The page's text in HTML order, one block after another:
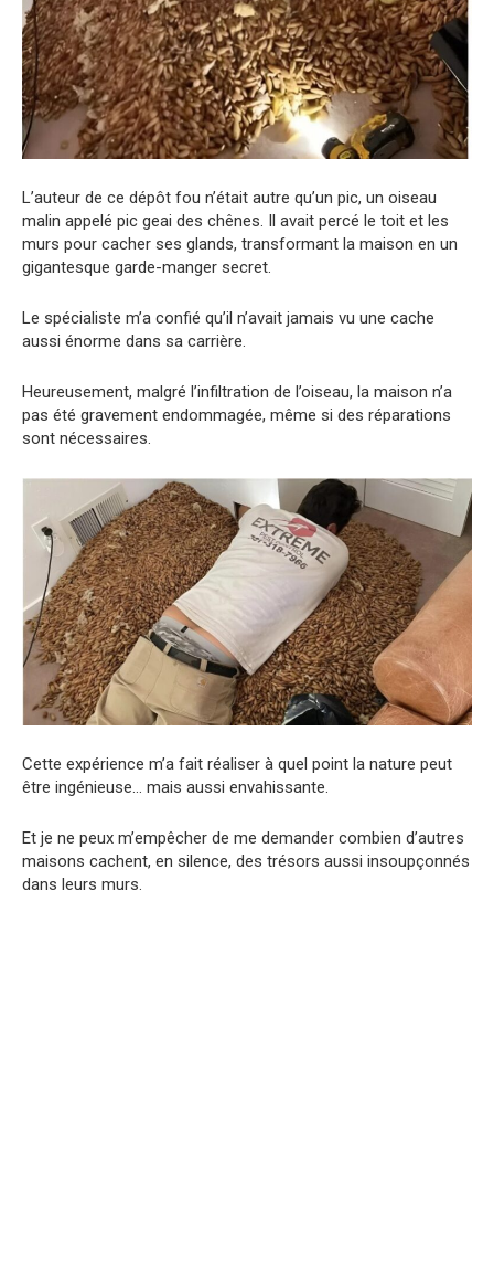
L’auteur de ce dépôt fou n’était autre qu’un pic, un oiseau
malin appelé pic geai des chênes. Il avait percé le toit et les
murs pour cacher ses glands, transformant la maison en un
gigantesque garde-manger secret.
Le spécialiste m’a confié qu’il n’avait jamais vu une cache
aussi énorme dans sa carrière.
Heureusement, malgré l’infiltration de l’oiseau, la maison n’a
pas été gravement endommagée, même si des réparations
sont nécessaires.
Cette expérience m’a fait réaliser à quel point la nature peut
être ingénieuse… mais aussi envahissante.
Et je ne peux m’empêcher de me demander combien d’autres
maisons cachent, en silence, des trésors aussi insoupçonnés
dans leurs murs.